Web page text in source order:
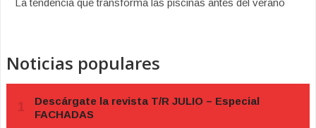
La tendencia que transforma las piscinas antes del verano
Noticias populares